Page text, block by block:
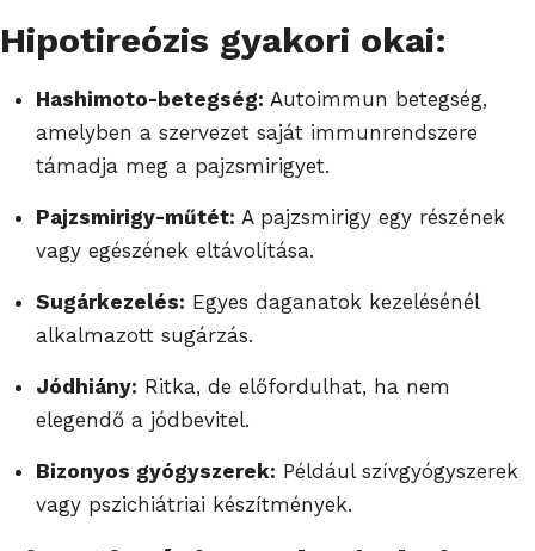
Hipotireózis gyakori okai:
Hashimoto-betegség: Autoimmun betegség,
amelyben a szervezet saját immunrendszere
támadja meg a pajzsmirigyet.
Pajzsmirigy-műtét: A pajzsmirigy egy részének
vagy egészének eltávolítása.
Sugárkezelés: Egyes daganatok kezelésénél
alkalmazott sugárzás.
Jódhiány: Ritka, de előfordulhat, ha nem
elegendő a jódbevitel.
Bizonyos gyógyszerek: Például szívgyógyszerek
vagy pszichiátriai készítmények.